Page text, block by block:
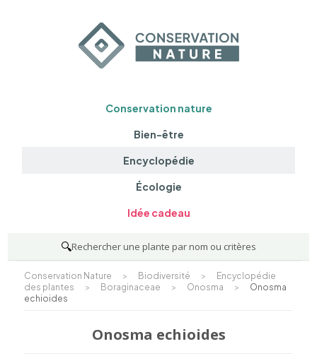
Conservation nature
Bien-être
Encyclopédie
Écologie
Idée cadeau
🔍Rechercher une plante par nom ou critères
Conservation Nature > Biodiversité >
Encyclopédie
des plantes
> Boraginaceae > Onosma >
Onosma
echioides
Onosma echioides